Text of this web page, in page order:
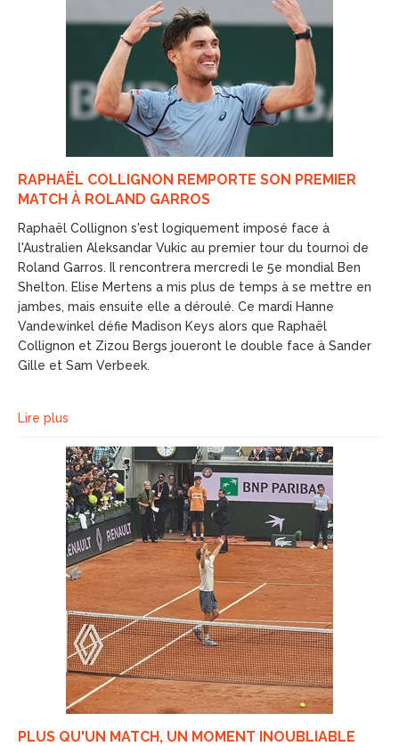
RAPHAËL COLLIGNON REMPORTE SON PREMIER
MATCH À ROLAND GARROS
Raphaël Collignon s'est logiquement imposé face à
l'Australien Aleksandar Vukic au premier tour du tournoi de
Roland Garros. Il rencontrera mercredi le 5e mondial Ben
Shelton. Elise Mertens a mis plus de temps à se mettre en
jambes, mais ensuite elle a déroulé. Ce mardi Hanne
Vandewinkel défie Madison Keys alors que Raphaël
Collignon et Zizou Bergs joueront le double face à Sander
Gille et Sam Verbeek.
Lire plus
PLUS QU'UN MATCH, UN MOMENT INOUBLIABLE